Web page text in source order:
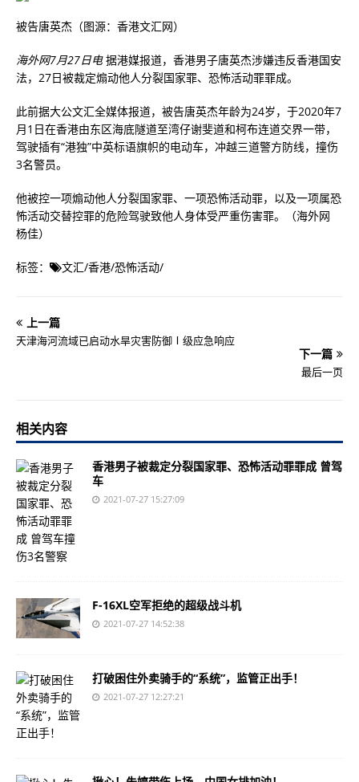
被告唐英杰（图源：香港文汇网）
海外网7月27日电据港媒报道，香港男子唐英杰涉嫌违反香港国安
法，27日被裁定煽动他人分裂国家罪、恐怖活动罪罪成。
此前据大公文汇全媒体报道，被告唐英杰年龄为24岁，于2020年7
月1日在香港由东区海底隧道至湾仔谢斐道和柯布连道交界一带，
驾驶插有“港独”中英标语旗帜的电动车，冲越三道警方防线，撞伤
3名警员。
他被控一项煽动他人分裂国家罪、一项恐怖活动罪，以及一项属恐
怖活动交替控罪的危险驾驶致他人身体受严重伤害罪。（海外网
杨佳）
标签： 文汇/香港/恐怖活动/
上一篇
天津海河流域已启动水旱灾害防御Ⅰ级应急响应
下一篇
最后一页
相关内容
香港男子被裁定分裂国家罪、恐怖活动罪罪成 曾驾
车
2021-07-27 15:27:09
F-16XL空军拒绝的超级战斗机
2021-07-27 14:52:38
打破困住外卖骑手的“系统”，监管正出手！
2021-07-27 12:27:21